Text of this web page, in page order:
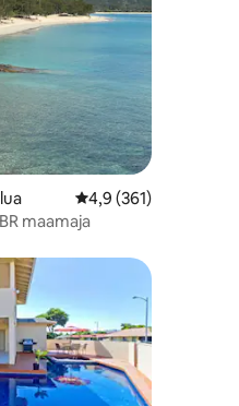
Keskmine hinnang
4,9 (361)
maamaja